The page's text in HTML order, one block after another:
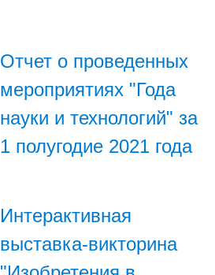
Отчет о проведенных
мероприятиях "Года
науки и технологий" за
1 полугодие 2021 года
Интерактивная
выставка-викторина